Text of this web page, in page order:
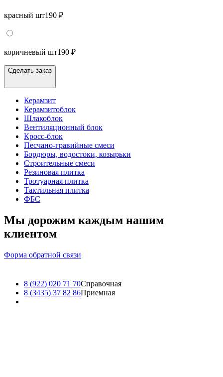
красный шт190 ₽
коричневый шт190 ₽
Сделать заказ
Керамзит
Керамзитоблок
Шлакоблок
Вентиляционный блок
Кросс-блок
Песчано-гравийные смеси
Бордюры, водостоки, козырьки
Строительные смеси
Резиновая плитка
Тротуарная плитка
Тактильная плитка
ФБС
Мы дорожим каждым нашим
клиентом
Форма обратной связи
8 (922) 020 71 70Справочная
8 (3435) 37 82 86Приемная